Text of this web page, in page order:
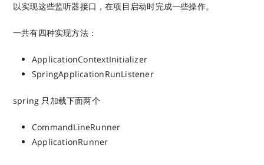
以实现这些监听器接口，在项目启动时完成一些操作。
一共有四种实现方法：
ApplicationContextInitializer
SpringApplicationRunListener
spring 只加载下面两个
CommandLineRunner
ApplicationRunner